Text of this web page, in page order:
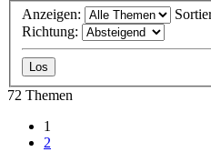
Anzeigen:
Richtung:
72 Themen
1
2